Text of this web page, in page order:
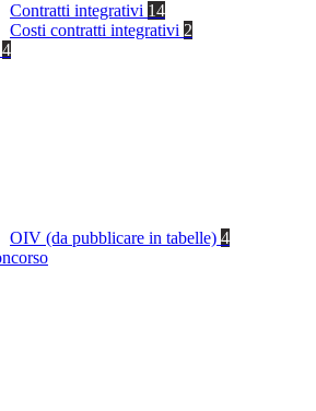
Contratti integrativi 14
Costi contratti integrativi 2
4
OIV (da pubblicare in tabelle) 4